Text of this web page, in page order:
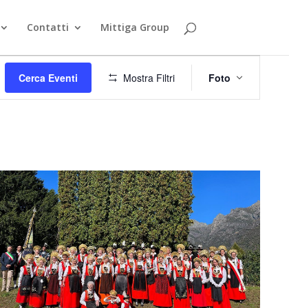
Contatti Mittiga Group
Cerca Eventi Mostra Filtri
Evento
Viste
Foto